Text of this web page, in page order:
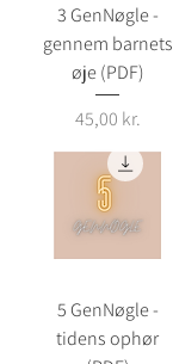
3 GenNøgle -
gennem barnets
øje (PDF)
Pris
45,00 kr.
5 GenNøgle -
tidens ophør